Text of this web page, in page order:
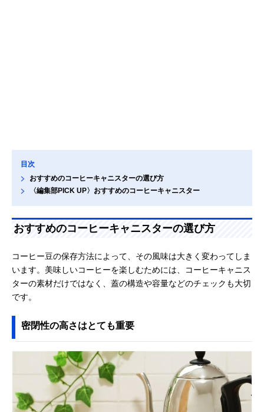
目次
おすすめのコーヒーキャニスターの選び方
〈編集部PICK UP〉おすすめのコーヒーキャニスター
おすすめのコーヒーキャニスターの選び方
コーヒー豆の保存方法によって、その風味は大きく変わってしま
います。美味しいコーヒーを楽しむためには、コーヒーキャニス
ターの素材だけではなく、蓋の構造や容量などのチェックも大切
です。
密閉性の高さはとても重要